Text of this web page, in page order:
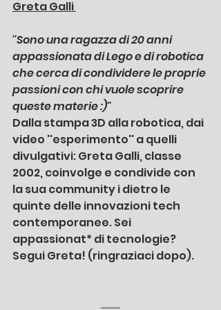
Greta Galli
''Sono una ragazza di 20 anni
appassionata di Lego e di robotica
che cerca di condividere le proprie
passioni con chi vuole scoprire
queste materie :)''
Dalla stampa 3D alla robotica, dai
video ''esperimento'' a quelli
divulgativi: Greta Galli, classe
2002, coinvolge e condivide con
la sua community i dietro le
quinte delle innovazioni tech
contemporanee. Sei
appassionat* di tecnologie?
Segui Greta! (ringraziaci dopo).